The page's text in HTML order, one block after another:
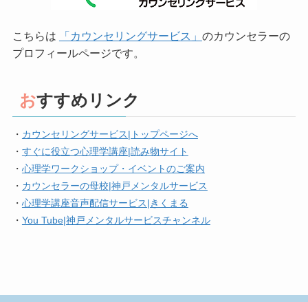
こちらは 「カウンセリングサービス」 のカウンセラーの
プロフィールページです。
おすすめリンク
・ カウンセリングサービス|トップページへ
・ すぐに役立つ心理学講座|読み物サイト
・ 心理学ワークショップ・イベントのご案内
・ カウンセラーの母校|神戸メンタルサービス
・ 心理学講座音声配信サービス|きくまる
・ You Tube|神戸メンタルサービスチャンネル